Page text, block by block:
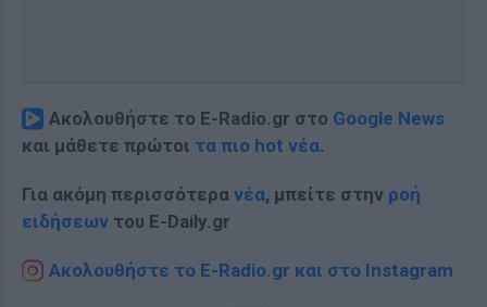
Ακολουθήστε το E-Radio.gr στο Google News
και μάθετε πρώτοι τα πιο hot νέα.
Για ακόμη περισσότερα νέα, μπείτε στην ροή
ειδήσεων του E-Daily.gr
Ακολουθήστε το E-Radio.gr και στο Instagram